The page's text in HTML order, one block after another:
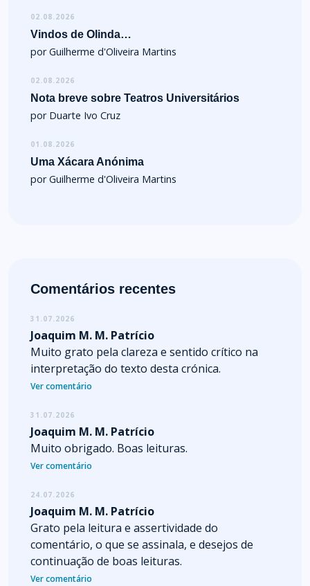
02.08.2026
Vindos de Olinda…
por Guilherme d'Oliveira Martins
02.08.2026
Nota breve sobre Teatros Universitários
por Duarte Ivo Cruz
01.08.2026
Uma Xácara Anónima
por Guilherme d'Oliveira Martins
Comentários recentes
31.07.2026
Joaquim M. M. Patrício
Muito grato pela clareza e sentido crítico na
interpretação do texto desta crónica.
Ver comentário
31.07.2026
Joaquim M. M. Patrício
Muito obrigado. Boas leituras.
Ver comentário
24.07.2026
Joaquim M. M. Patrício
Grato pela leitura e assertividade do
comentário, o que se assinala, e desejos de
continuação de boas leituras.
Ver comentário